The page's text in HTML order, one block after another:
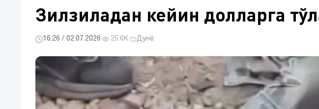
Зилзиладан кейин долларга
16:26 / 02.07.2026· 25.6K· Дунё